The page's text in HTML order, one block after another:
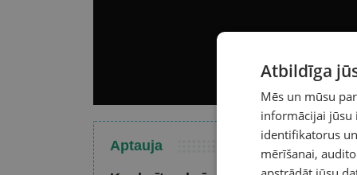
Aptauja
Atbildīga
Mēs un mūsu
informācijai jūsu
identifikatorus
mērīšanai,